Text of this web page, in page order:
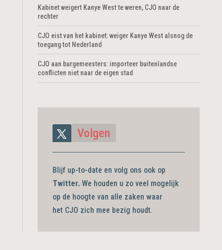
Kabinet weigert Kanye West te weren, CJO naar de
rechter
CJO eist van het kabinet: weiger Kanye West alsnog de
toegang tot Nederland
CJO aan burgemeesters: importeer buitenlandse
conflicten niet naar de eigen stad
Volgen
Blijf up-to-date en volg ons ook op
Twitter. We houden u zo veel mogelijk
op de hoogte van alle zaken waar
het CJO zich mee bezig houdt.